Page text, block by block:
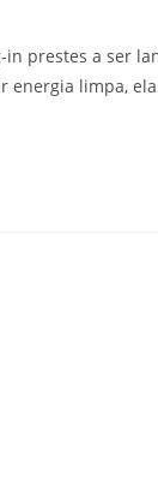
prestes a ser
energia limpa,